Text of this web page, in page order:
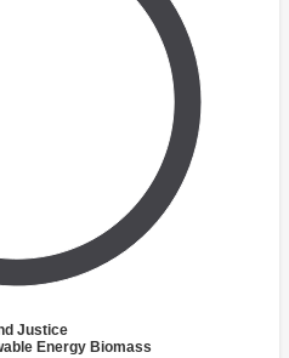
Justice
Energy Biomass